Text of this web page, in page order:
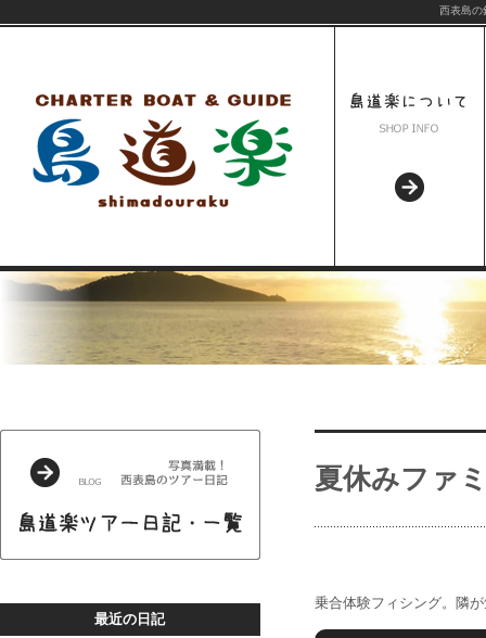
西表島の
最近の日記
夏休みファ
乗合体験フィシング。隣